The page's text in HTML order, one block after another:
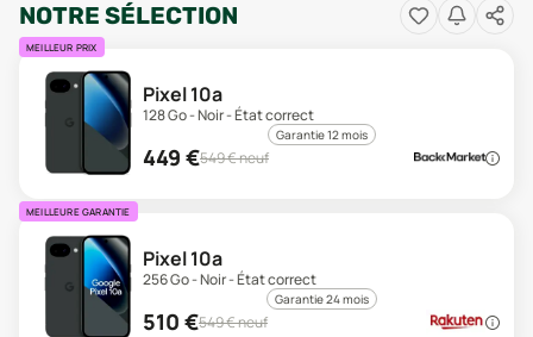
NOTRE SÉLECTION
MEILLEUR PRIX
Pixel 10a
128 Go - Noir - État correct
Garantie 12 mois
449 €549€ neuf
MEILLEURE GARANTIE
Pixel 10a
256 Go - Noir - État correct
Garantie 24 mois
510 €549€ neuf